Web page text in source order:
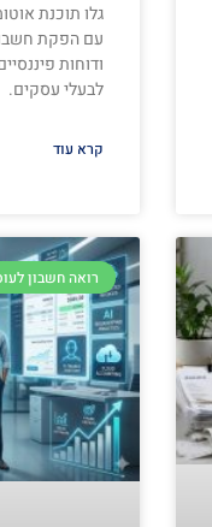
גלו תוכנת
עם הפקת
ודוחות
לבעלי עסקים.
קרא עוד
רואה חשבון